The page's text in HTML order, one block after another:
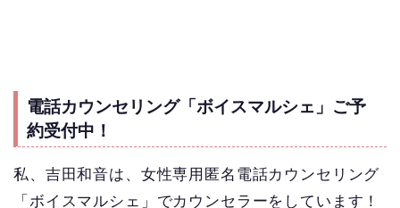
電話カウンセリング「ボイスマルシェ」ご予
約受付中！
私、吉田和音は、女性専用匿名電話カウンセリング
「ボイスマルシェ」でカウンセラーをしています！